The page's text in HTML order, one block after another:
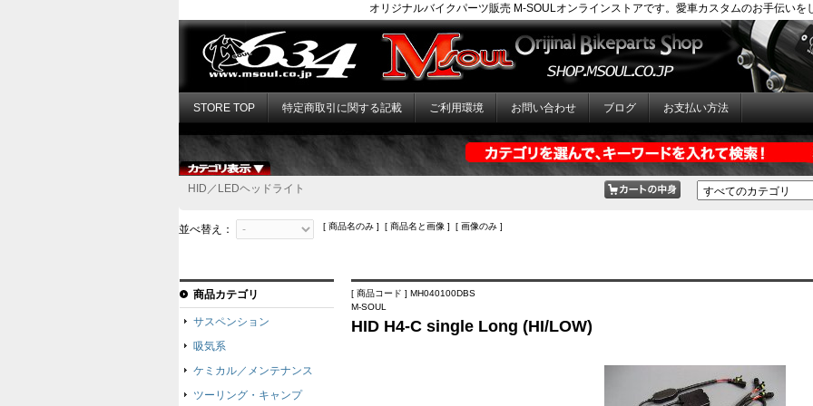
オリジナルバイクパーツ販売 M-SOULオンラインストアです。愛車カスタムのお手伝いを
STORE TOP 特定商取引に関する記載 ご利用環境 お問い合わせ ブログ お支払い方法
HID／LEDヘッドライト
並べ替え： [ 商品名のみ ] [ 商品名と画像 ] [ 画像のみ ]
[ 商品コード ] MH040100DBS
M-SOUL
HID H4-C single Long (HI/LOW)
商品カテゴリ
サスペンション
吸気系
ケミカル／メンテナンス
ツーリング・キャンプ